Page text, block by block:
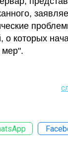
о которых